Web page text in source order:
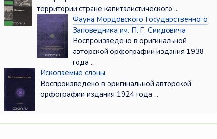
территории стране капиталистического ...
Фауна Мордовского Государственного
Заповедника им. П. Г. Смидовича
Воспроизведено в оригинальной
авторской орфографии издания 1938
года ...
Ископаемые слоны
Воспроизведено в оригинальной авторской
орфографии издания 1924 года ...